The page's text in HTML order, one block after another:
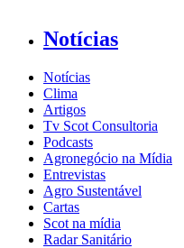
Notícias
Notícias
Clima
Artigos
Tv Scot Consultoria
Podcasts
Agronegócio na Mídia
Entrevistas
Agro Sustentável
Cartas
Scot na mídia
Radar Sanitário